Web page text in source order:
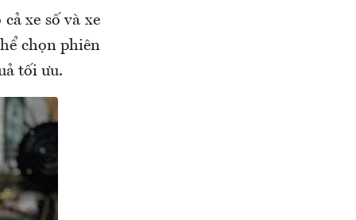
xe số và xe
chọn phiên
tối ưu.